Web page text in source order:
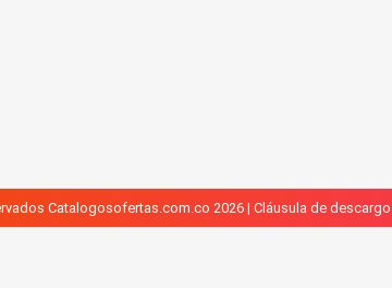
Catalogosofertas.com.co 2026 | Cláusula de